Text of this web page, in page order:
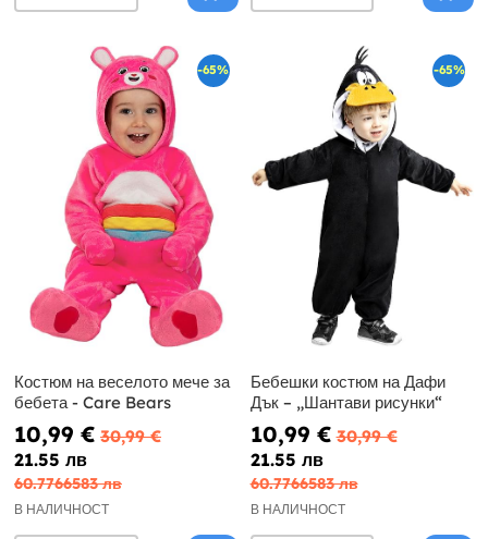
-65%
Костюм на веселото мече за
бебета - Care Bears
10,99 € 30,99 €
21.55 лв
60.7766583 лв
В НАЛИЧНОСТ
-65%
Бебешки костюм на Дафи
Дък – „Шантави рисунки“
10,99 € 30,99 €
21.55 лв
60.7766583 лв
В НАЛИЧНОСТ